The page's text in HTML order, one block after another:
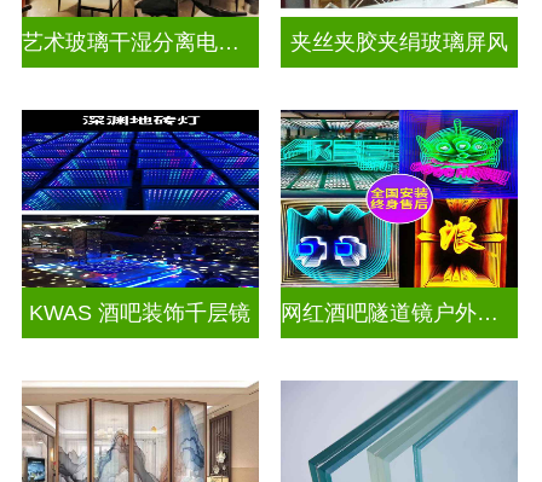
艺术玻璃干湿分离电视玻璃背景墙 夹丝夹胶夹绢玻璃屏风
KWAS 酒吧装饰千层镜 网红酒吧隧道镜户外门头招牌千层镜深渊镜